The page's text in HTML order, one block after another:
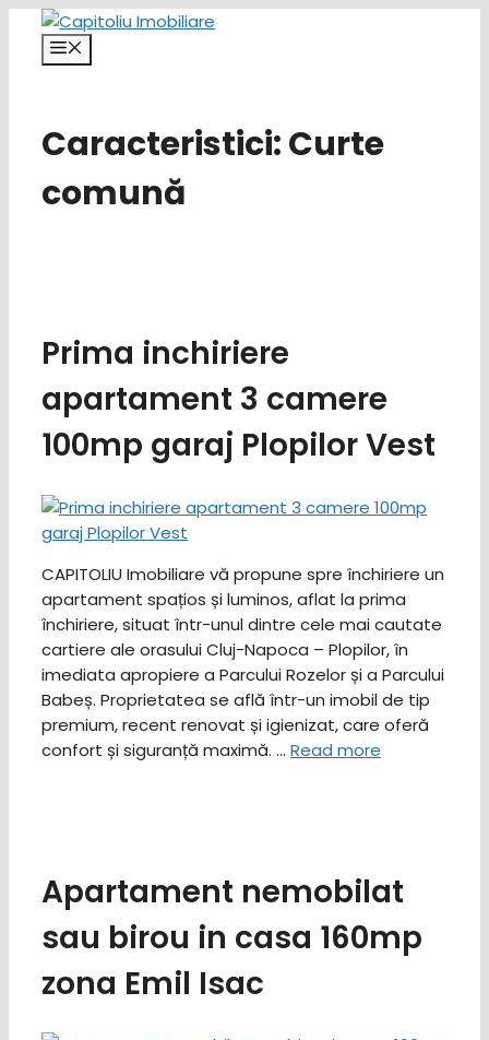
conținut
Caracteristici:Curte
comună
Prima inchiriere
apartament 3 camere
100mp garaj Plopilor Vest
CAPITOLIU Imobiliare vă propune spre închiriere un
apartament spațios și luminos, aflat la prima
închiriere, situat într-unul dintre cele mai cautate
cartiere ale orasului Cluj-Napoca – Plopilor, în
imediata apropiere a Parcului Rozelor și a Parcului
Babeș. ​Proprietatea se află într-un imobil de tip
premium, recent renovat și igienizat, care oferă
confort și siguranță maximă. … Read more
Apartament nemobilat
sau birou in casa 160mp
zona Emil Isac